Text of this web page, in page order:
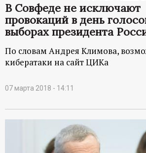
В Совфеде не исключают
провокаций в день
выборах президента
По словам Андрея Климова,
кибератаки на сайт ЦИКа
07 марта 2018 - 14:11